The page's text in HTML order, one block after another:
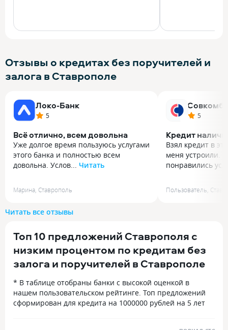
Отзывы о кредитах без поручителей и
залога в Ставрополе
Локо-Банк
5
Всё отлично, всем довольна
Уже долгое время пользуюсь услугами
этого банка и полностью всем
довольна. Услов... Читать
этого банка и полностью всем
довольна. Условия здесь предлагают
радует. Недавно понадобилось взять
обратилась именно сюда. Менеджер
очень вежливо и подробно ответила
на все вопросы по условиям. Всё
понятно, процент адекватный
одобрили, с оформлением тоже
быстро справились. Деньги получила
сразу после подписания договора.
Марина, Ставрополь
5
Кредит
Взял кредит в
меня устроили.
понравились
меня устроили.
в месяц и не
по кредиту,
мной по
Пользователь,
Читать все отзывы
Топ 10 предложений Ставрополя с
низким процентом по кредитам без
залога и поручителей в Ставрополе
* В таблице отобраны банки с высокой оценкой в
нашем пользовательском рейтинге. Топ предложений
сформирован для кредита на 1000000 рублей на 5 лет